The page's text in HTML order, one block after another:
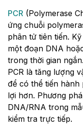
PCR (Polymerase
ứng chuỗi
phân tử tiên tiến.
một đoạn DNA
trong thời gian
PCR là tăng lượng
để có thể tiến
lợi hơn. Phương
DNA/RNA trong
kiểm tra trực tiếp.